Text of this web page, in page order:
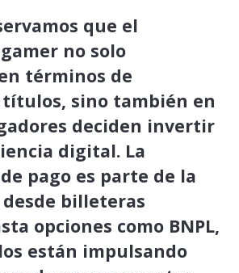
que el
no solo
términos de
sino también en
deciden invertir
digital. La
pago es parte de la
billeteras
opciones como BNPL,
están impulsando